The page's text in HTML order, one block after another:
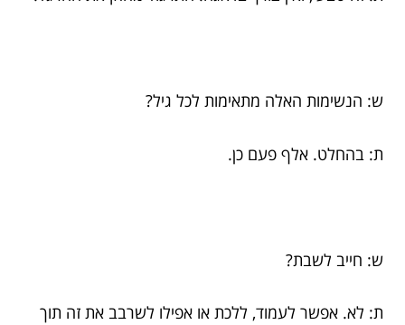
ש: הנשימות האלה מתאימות לכל גיל?
ת: בהחלט. אלף פעם כן.
ש: חייב לשבת?
ת: לא. אפשר לעמוד, ללכת או אפילו לשרבב את זה תוך